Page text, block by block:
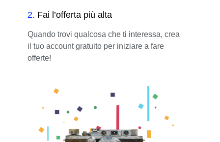
2. Fai l’offerta più alta
Quando trovi qualcosa che ti interessa, crea
il tuo account gratuito per iniziare a fare
offerte!